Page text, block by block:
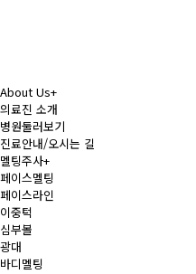
About Us+
의료진 소개
병원둘러보기
진료안내/오시는 길
멜팅주사+
페이스멜팅
페이스라인
이중턱
심부볼
광대
바디멜팅